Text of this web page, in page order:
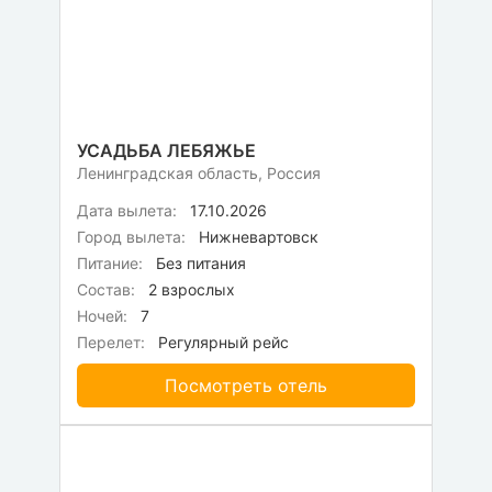
УСАДЬБА ЛЕБЯЖЬЕ
Ленинградская область, Россия
Дата вылета:
17.10.2026
Город вылета:
Нижневартовск
Питание:
Без питания
Состав:
2 взрослых
Ночей:
7
Перелет:
Регулярный рейс
Посмотреть отель